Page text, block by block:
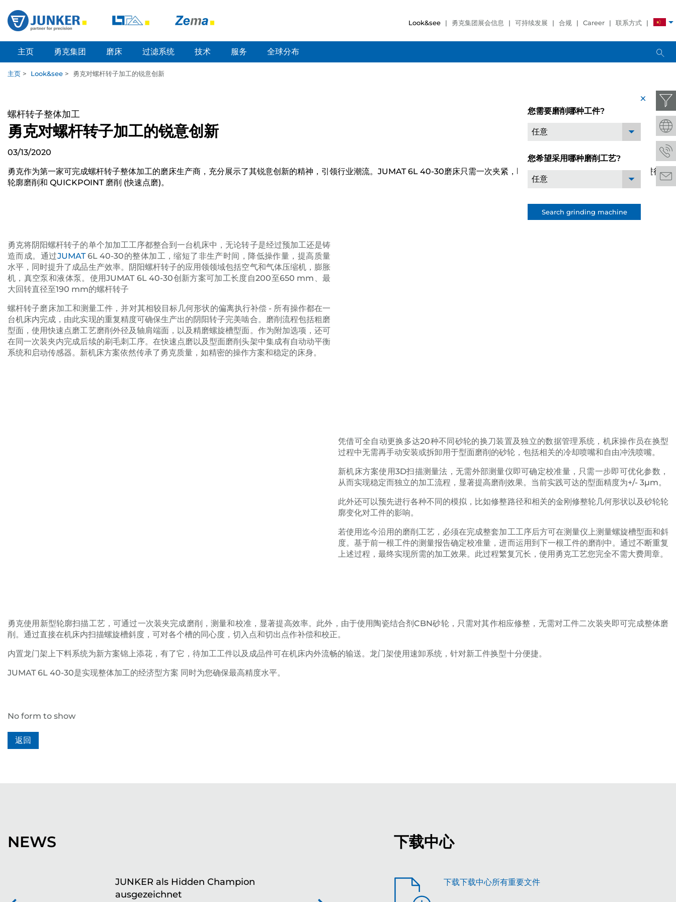
Look&see 勇克集团展会信息 可持续发展 合规 Career 联系方式
主页 勇克集团 磨床 过滤系统 技术 服务 全球分布
x
您需要磨削哪种工件?
任意
您希望采用哪种磨削工艺?
任意
Search grinding machine
主页 > Look&see > 勇克对螺杆转子加工的锐意创新
螺杆转子整体加工
勇克对螺杆转子加工的锐意创新
03/13/2020
勇克作为第一家可完成螺杆转子整体加工的磨床生产商，充分展示了其锐意创新的精神，引领行业潮流。JUMAT 6L 40-30磨床只需一次夹紧，即可对阴阳螺杆转子的复杂几何形状进行
轮廓磨削和 QUICKPOINT 磨削 (快速点磨)。
勇克将阴阳螺杆转子的单个加加工工序都整合到一台机床中，无论转子是经过预加工还是铸
造而成。通过JUMAT6L 40-30的整体加工，缩短了非生产时间，降低操作量，提高质量
水平，同时提升了成品生产效率。阴阳螺杆转子的应用领领域包括空气和气体压缩机，膨胀
机，真空泵和液体泵。使用JUMAT 6L 40-30创新方案可加工长度自200至650 mm、最
大回转直径至190 mm的螺杆转子
螺杆转子磨床加工和测量工件，并对其相较目标几何形状的偏离执行补偿 - 所有操作都在一
台机床内完成，由此实现的重复精度可确保生产出的阴阳转子完美啮合。磨削流程包括粗磨
型面，使用快速点磨工艺磨削外径及轴肩端面，以及精磨螺旋槽型面。作为附加选项，还可
在同一次装夹内完成后续的刷毛刺工序。在快速点磨以及型面磨削头架中集成有自动动平衡
系统和启动传感器。新机床方案依然传承了勇克质量，如精密的操作方案和稳定的床身。
凭借可全自动更换多达20种不同砂轮的换刀装置及独立的数据管理系统，机床操作员在换型
过程中无需再手动安装或拆卸用于型面磨削的砂轮，包括相关的冷却喷嘴和自由冲洗喷嘴。
新机床方案使用3D扫描测量法，无需外部测量仪即可确定校准量，只需一步即可优化参数，
从而实现稳定而独立的加工流程，显著提高磨削效果。当前实践可达的型面精度为+/- 3μm。
此外还可以预先进行各种不同的模拟，比如修整路径和相关的金刚修整轮几何形状以及砂轮轮
廓变化对工件的影响。
若使用迄今沿用的磨削工艺，必须在完成整套加工工序后方可在测量仪上测量螺旋槽型面和斜
度。基于前一根工件的测量报告确定校准量，进而运用到下一根工件的磨削中。通过不断重复
上述过程，最终实现所需的加工效果。此过程繁复冗长，使用勇克工艺您完全不需大费周章。
勇克使用新型轮廓扫描工艺，可通过一次装夹完成磨削，测量和校准，显著提高效率。此外，由于使用陶瓷结合剂CBN砂轮，只需对其作相应修整，无需对工件二次装夹即可完成整体磨
削。通过直接在机床内扫描螺旋槽斜度，可对各个槽的同心度，切入点和切出点作补偿和校正。
内置龙门架上下料系统为新方案锦上添花，有了它，待加工工件以及成品件可在机床内外流畅的输送。龙门架使用速卸系统，针对新工件换型十分便捷。
JUMAT 6L 40-30是实现整体加工的经济型方案 同时为您确保最高精度水平。
No form to show
返回
NEWS
JUNKER als Hidden Champion
ausgezeichnet
全新研发，顶级水准
下载中心
下载下载中心所有重要文件